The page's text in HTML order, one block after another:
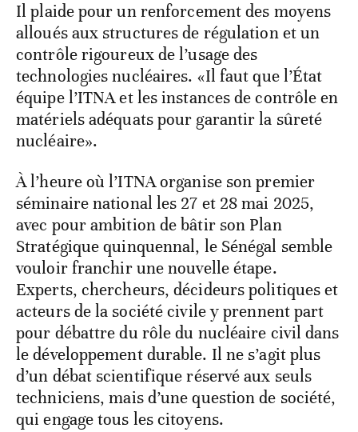
Il plaide pour un renforcement des moyens
alloués aux structures de régulation et un
contrôle rigoureux de l’usage des
technologies nucléaires. «Il faut que l’État
équipe l’ITNA et les instances de contrôle en
matériels adéquats pour garantir la sûreté
nucléaire».
À l’heure où l’ITNA organise son premier
séminaire national les 27 et 28 mai 2025,
avec pour ambition de bâtir son Plan
Stratégique quinquennal, le Sénégal semble
vouloir franchir une nouvelle étape.
Experts, chercheurs, décideurs politiques et
acteurs de la société civile y prennent part
pour débattre du rôle du nucléaire civil dans
le développement durable. Il ne s’agit plus
d’un débat scientifique réservé aux seuls
techniciens, mais d’une question de société,
qui engage tous les citoyens.